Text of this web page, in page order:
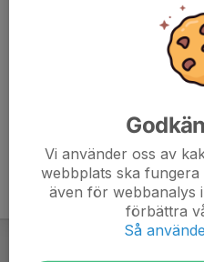
Vi använder oss av
webbplats ska
även för webbanalys
förbättra
Så